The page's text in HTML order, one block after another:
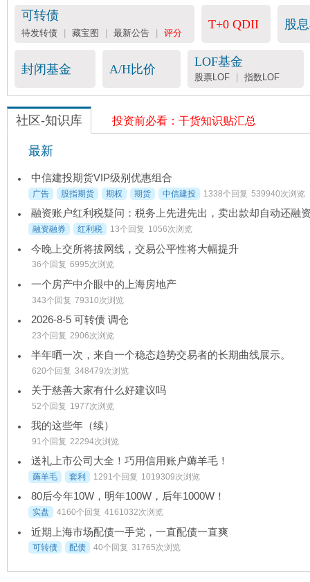
可转债
待发转债 藏宝图 最新公告 评分
T+0 QDII 股
封闭基金 A/H比价
LOF基金
股票LOF | 指数LOF
社区-知识库 投资前必看：干货知识贴汇总
最新
中信建投期货VIP级别优惠组合
广告 股指期货 期权 期货 中信建投 1338个回复 539940次浏览
融资融券 红利税 13个回复 1056次浏览
今晚上交所将拔网线，交易公平性将大幅提升
36个回复 6995次浏览
一个房产中介眼中的上海房地产
343个回复 79310次浏览
2026-8-5 可转债 调仓
23个回复 2906次浏览
半年晒一次，来自一个稳态趋势交易者的长期曲线展示。
620个回复 348479次浏览
关于慈善大家有什么好建议吗
52个回复 1977次浏览
我的这些年（续）
91个回复 22294次浏览
送礼上市公司大全！巧用信用账户薅羊毛！
薅羊毛 套利 1291个回复 1019309次浏览
80后今年10W，明年100W，后年1000W！
实盘 4160个回复 4161032次浏览
近期上海市场配债一手党，一直配债一直爽
可转债 配债 40个回复 31765次浏览